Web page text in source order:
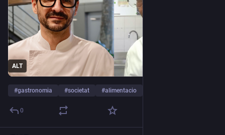
ALT
#gastronomia #societat #alimentacio
0